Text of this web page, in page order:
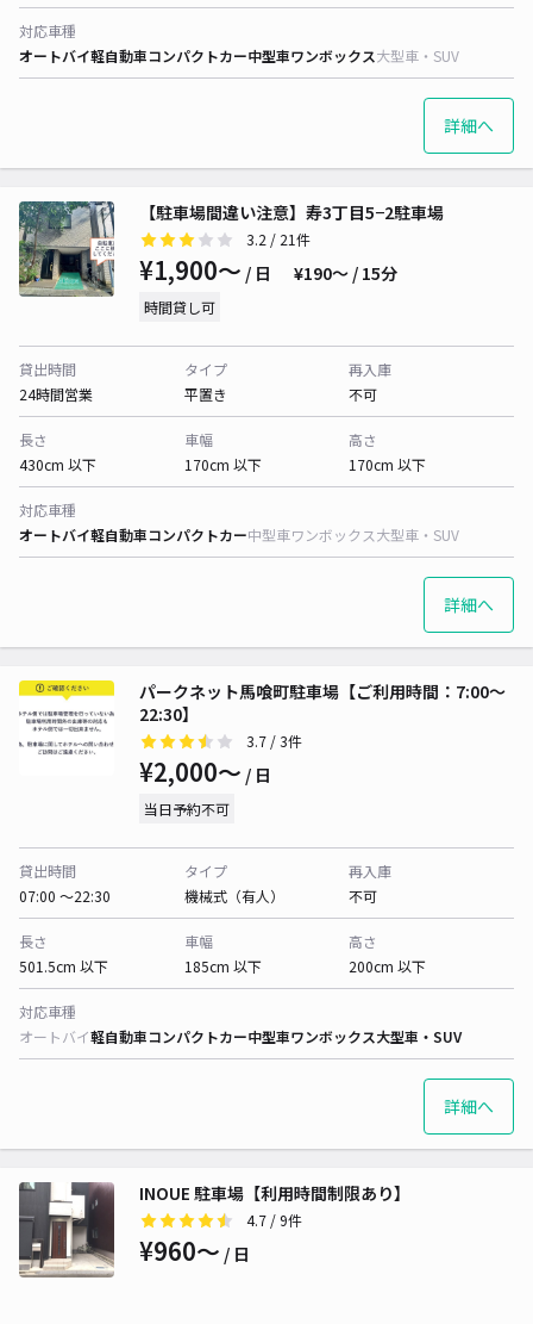
対応車種
オートバイ軽自動車コンパクトカー中型車ワンボックス大型車・SUV
詳細へ
【駐車場間違い注意】寿3丁目5−2駐車場
3.2 / 21件
¥1,900〜 / 日 ¥190〜 / 15分
時間貸し可
貸出時間
24時間営業
タイプ
平置き
再入庫
不可
長さ
430cm 以下
車幅
170cm 以下
高さ
170cm 以下
対応車種
オートバイ軽自動車コンパクトカー中型車ワンボックス大型車・SUV
詳細へ
パークネット馬喰町駐車場【ご利用時間：7:00～
22:30】
3.7 / 3件
¥2,000〜 / 日
当日予約不可
貸出時間
07:00 〜22:30
タイプ
機械式（有人）
再入庫
不可
長さ
501.5cm 以下
車幅
185cm 以下
高さ
200cm 以下
対応車種
オートバイ軽自動車コンパクトカー中型車ワンボックス大型車・SUV
詳細へ
INOUE 駐車場【利用時間制限あり】
4.7 / 9件
¥960〜 / 日